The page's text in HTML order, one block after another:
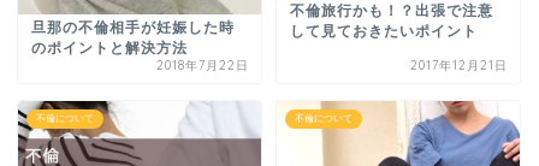
旦那の不倫相手が妊娠した時
のポイントと解決方法
2018年7月22日
不倫旅行かも！？出張で注意
して見ておきたいポイント
2017年12月21日
不倫について 不倫について